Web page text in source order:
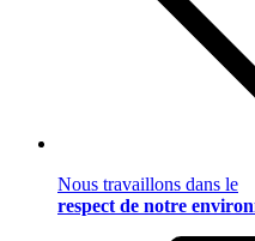
Nous travaillons dans le
respect de notre